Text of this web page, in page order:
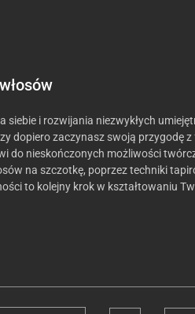
i rozwijania niezwykłych
dopiero zaczynasz swoją przygodę
nieskończonych możliwości
na szczotkę, poprzez techniki
to kolejny krok w kształtowaniu